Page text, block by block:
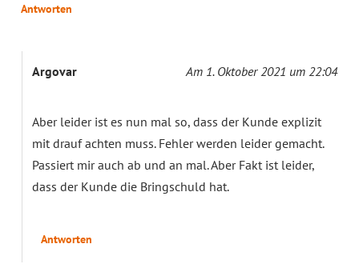
Antworten
Argovar Am 1. Oktober 2021 um 22:04
Aber leider ist es nun mal so, dass der Kunde explizit
mit drauf achten muss. Fehler werden leider gemacht.
Passiert mir auch ab und an mal. Aber Fakt ist leider,
dass der Kunde die Bringschuld hat.
Antworten